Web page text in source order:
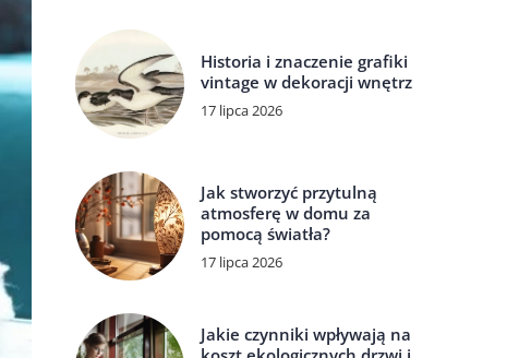
Historia i znaczenie grafiki
vintage w dekoracji wnętrz
17 lipca 2026
Jak stworzyć przytulną
atmosferę w domu za
pomocą światła?
17 lipca 2026
Jakie czynniki wpływają na